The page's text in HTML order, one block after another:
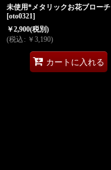
未使用*メタリックお花ブローチ
[oto0321]
￥2,900(税別)
(税込 : ￥ 3,190)
カートに入れる